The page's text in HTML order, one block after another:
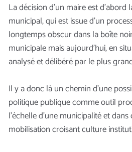
La décision d’un maire est d’abord
municipal, qui est issue d’un
longtemps obscur dans la boîte
municipale mais aujourd’hui, en
analysé et délibéré par le plus
Il y a donc là un chemin d’une
politique publique comme outil
l’échelle d’une municipalité et
mobilisation croisant culture